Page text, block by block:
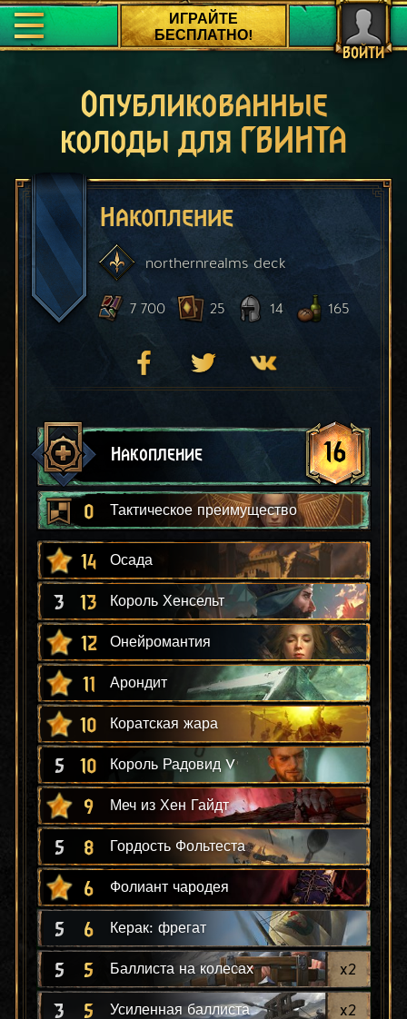
ВОЙТИ
ИГРАЙТЕ
БЕСПЛАТНО!
Опубликованные
колоды для ГВИНТА
Накопление
northernrealmsdeck
7 700 25 14 165
Накопление 16
0 Тактическое преимущество
14 Осада
3 13 Король Хенсельт
12 Онейромантия
11 Арондит
10 Коратская жара
5 10 Король Радовид V
9 Меч из Хен Гайдт
5 8 Гордость Фольтеста
6 Фолиант чародея
5 6 Керак: фрегат
5 5 Баллиста на колесах x2
3 5 Усиленная баллиста x2